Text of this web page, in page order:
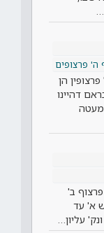
ה' פרצופים
הן
דהיינו
ב'
א' עד
עליון…